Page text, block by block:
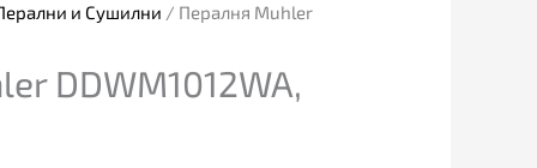
и Сушилни / Пералня Muhler
DDWM1012WA,